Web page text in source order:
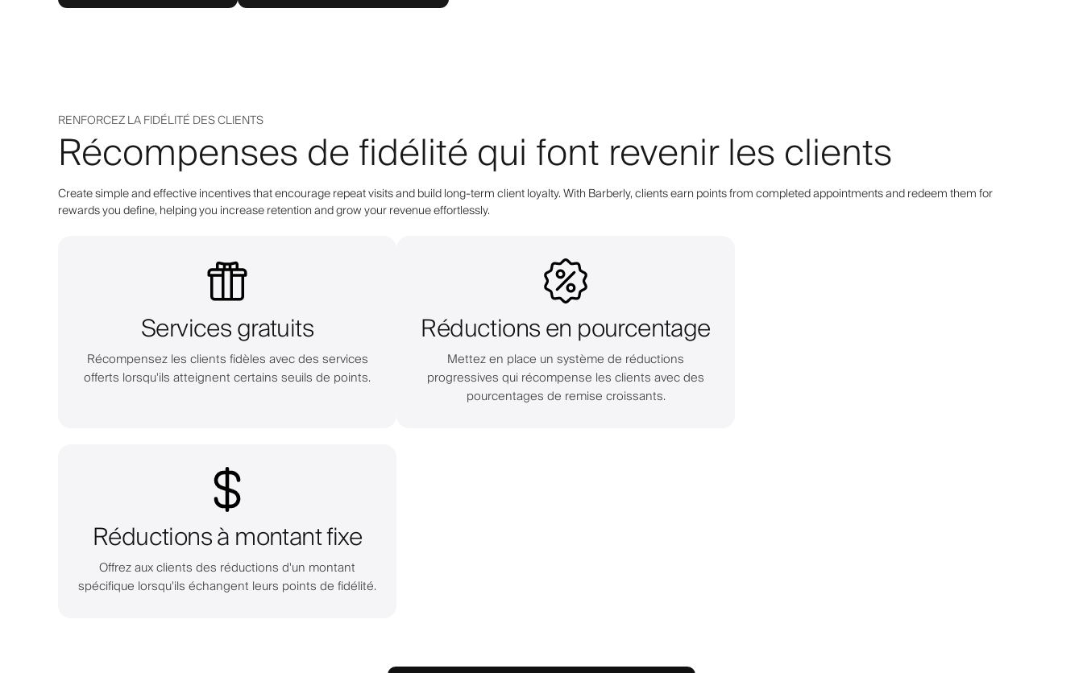
RENFORCEZ LA FIDÉLITÉ DES CLIENTS
Récompenses de fidélité qui font revenir les clients
Create simple and effective incentives that encourage repeat visits and build long-term client loyalty. With Barberly, clients earn points from completed appointments and redeem them for
rewards you define, helping you increase retention and grow your revenue effortlessly.
Services gratuits
Récompensez les clients fidèles avec des services
offerts lorsqu'ils atteignent certains seuils de points.
Réductions en pourcentage
Mettez en place un système de réductions
progressives qui récompense les clients avec des
pourcentages de remise croissants.
Réductions à montant fixe
Offrez aux clients des réductions d'un montant
spécifique lorsqu'ils échangent leurs points de fidélité.